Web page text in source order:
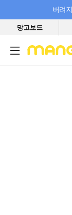
버려
필요한 만큼 충전하
망고보드